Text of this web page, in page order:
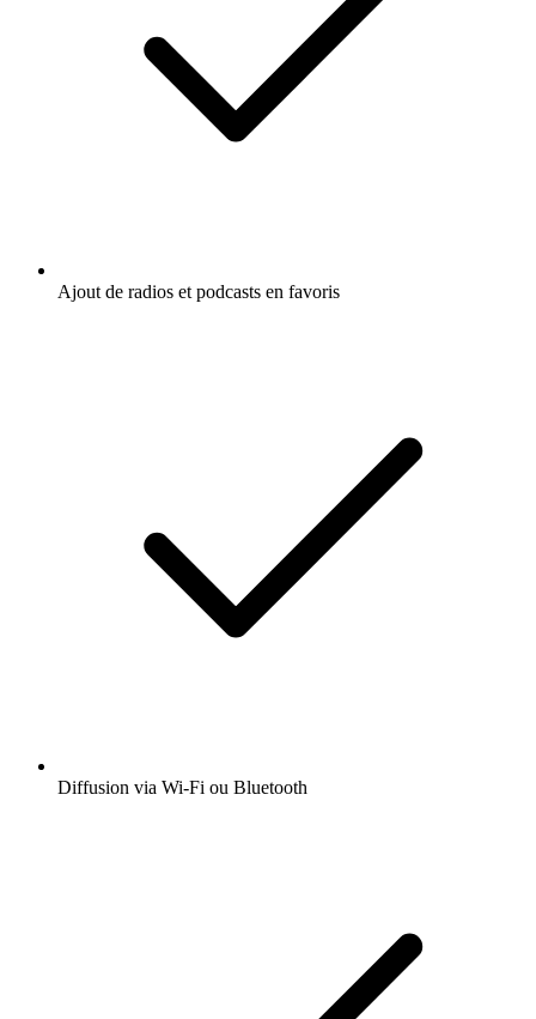
Ajout de radios et podcasts en favoris
Diffusion via Wi-Fi ou Bluetooth